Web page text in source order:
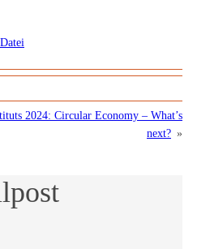
2024: Circular Economy – What’s
next? »